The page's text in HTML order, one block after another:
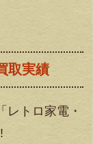
取実績
レトロ家電・